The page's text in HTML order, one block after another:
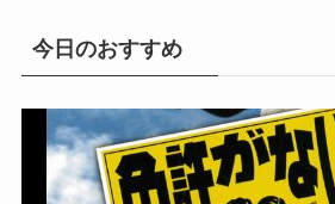
今日のおすすめ